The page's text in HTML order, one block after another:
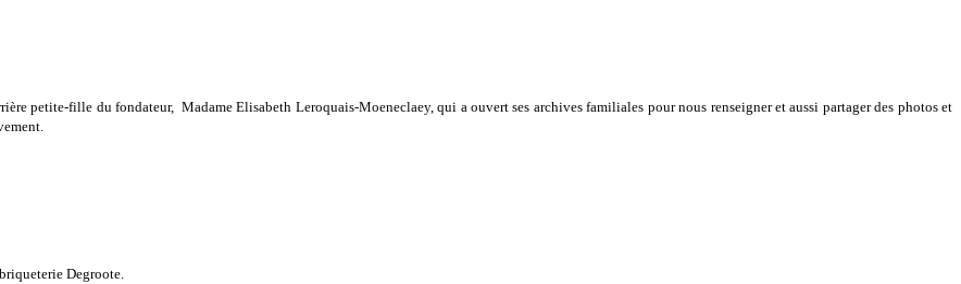
petite-fille du fondateur, Madame Elisabeth Leroquais-Moeneclaey, qui a ouvert ses archives familiales pour nous renseigner et aussi partager des photos et
Degroote.